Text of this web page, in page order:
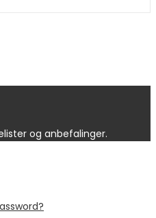
og anbefalinger.